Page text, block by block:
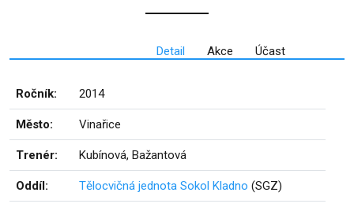
Detail Akce Účast
Ročník: 2014
Město: Vinařice
Trenér: Kubínová, Bažantová
Oddíl: Tělocvičná jednota Sokol Kladno (SGZ)